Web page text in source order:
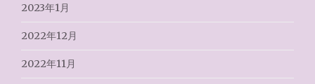
2023年1月
2022年12月
2022年11月